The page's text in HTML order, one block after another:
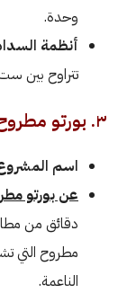
وحدة.
أنظمة
تتراوح
٣. بورتو مطروح
اسم
عن بورتو
دقائق من
مطروح التي
الناعمة.